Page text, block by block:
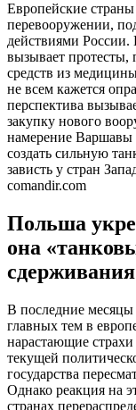
Европейские страны
перевооружении,
действиями России.
вызывает протесты,
средств из
не всем кажется
перспектива
закупку нового
намерение Варшавы
создать сильную
зависть у стран
comandir.com
Польша
она
В последние месяцы
главных тем в
нарастающие
текущей
государства
Однако реакция на
странах